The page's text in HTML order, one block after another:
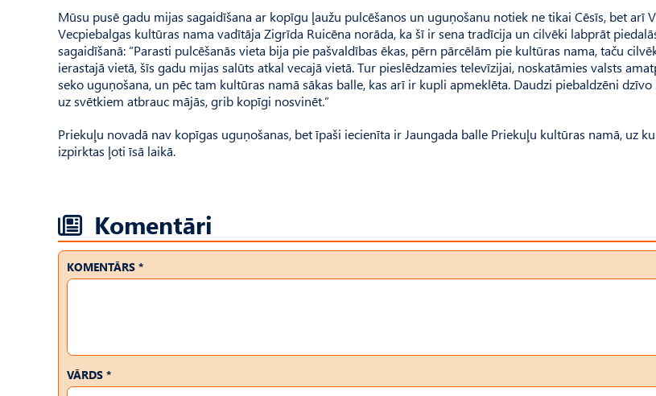
Mūsu pusē gadu mijas sagaidīšana ar kopīgu ļaužu pulcēšanos un uguņošanu notiek ne tikai Cēsīs, bet arī
Vecpiebalgas kultūras nama vadītāja Zigrīda Ruicēna norāda, ka šī ir sena tradīcija un cilvēki labprāt
sagaidīšanā: “Parasti pulcēšanās vieta bija pie pašvaldības ēkas, pērn pārcēlām pie kultūras nama, taču
ierastajā vietā, šīs gadu mijas salūts atkal vecajā vietā. Tur pieslēdzamies televīzijai, noskatāmies valsts
seko uguņošana, un pēc tam kultūras namā sākas balle, kas arī ir kupli apmeklēta. Daudzi piebaldzēni dzīvo
uz svētkiem atbrauc mājās, grib kopīgi nosvinēt.”
Priekuļu novadā nav kopīgas uguņošanas, bet īpaši iecienīta ir Jaungada balle Priekuļu kultūras namā, uz
izpirktas ļoti īsā laikā.
Komentāri
KOMENTĀRS *
VĀRDS *